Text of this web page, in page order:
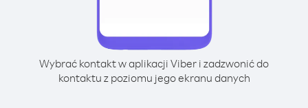
Wybrać kontakt w aplikacji Viber i zadzwonić do
kontaktu z poziomu jego ekranu danych